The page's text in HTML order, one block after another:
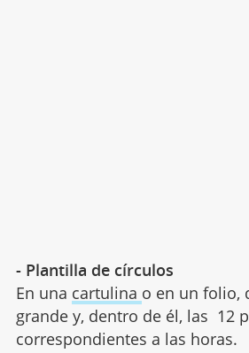
- Plantilla de círculos
En una cartulina o en un folio,
grande y, dentro de él, las 12
correspondientes a las horas.